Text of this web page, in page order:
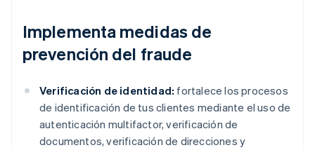
Implementa medidas de
prevención del fraude
Verificación de identidad: fortalece los procesos
de identificación de tus clientes mediante el uso de
autenticación multifactor, verificación de
documentos, verificación de direcciones y